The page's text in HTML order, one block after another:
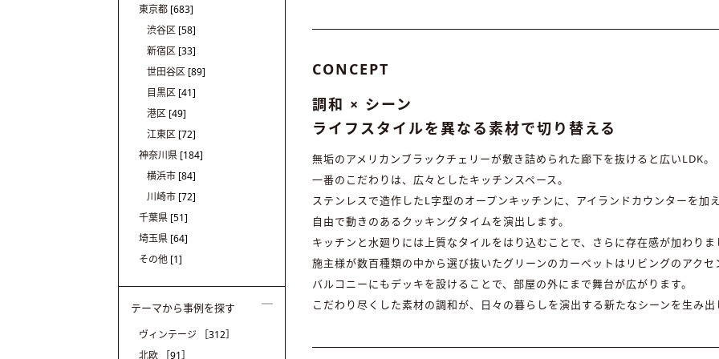
CONCEPT
調和 × シーン
ライフスタイルを異なる素材で切り替える
無垢のアメリカンブラックチェリーが敷き詰められた廊下を抜けると広いLDK。
一番のこだわりは、広々としたキッチンスペース。
ステンレスで造作したL字型のオープンキッチンに、アイランドカウンターを加
自由で動きのあるクッキングタイムを演出します。
キッチンと水廻りには上質なタイルをはり込むことで、さらに存在感が加わりま
施主様が数百種類の中から選び抜いたグリーンのカーペットはリビングのアクセ
バルコニーにもデッキを設けることで、部屋の外にまで舞台が広がります。
こだわり尽くした素材の調和が、日々の暮らしを演出する新たなシーンを生み出
東京都 [683]
渋谷区 [58]
新宿区 [33]
世田谷区 [89]
目黒区 [41]
港区 [49]
江東区 [72]
神奈川県 [184]
横浜市 [84]
川崎市 [72]
千葉県 [51]
埼玉県 [64]
その他 [1]
テーマから事例を探す
ヴィンテージ
［312］
北欧
［91］